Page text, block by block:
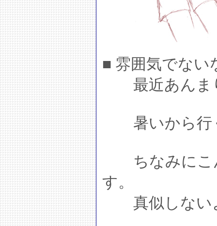
■ 雰囲気でない
最近あんま
暑いから行
ちなみにこ
す。
真似しない